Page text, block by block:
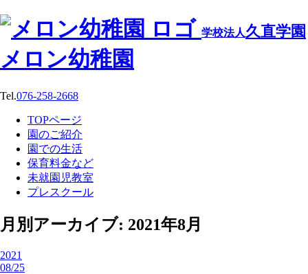
学校法人久直学園
メロン幼稚園
Tel.076-258-2668
TOPページ
園のご紹介
園での生活
保育料金など
未就園児教室
プレスクール
月別アーカイブ: 2021年8月
2021
08/25